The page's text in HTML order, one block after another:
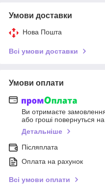
Умови доставки
Нова Пошта
Всі умови доставки
Умови оплати
Ви отримаєте
або гроші повернуться
Детальніше
Післяплата
Оплата на рахунок
Всі умови оплати